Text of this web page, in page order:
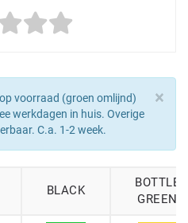
×
voorraad (groen omlijnd)
werkdagen in huis. Overige
C.a. 1-2 week.
BLACK
BOTTLE
GREEN